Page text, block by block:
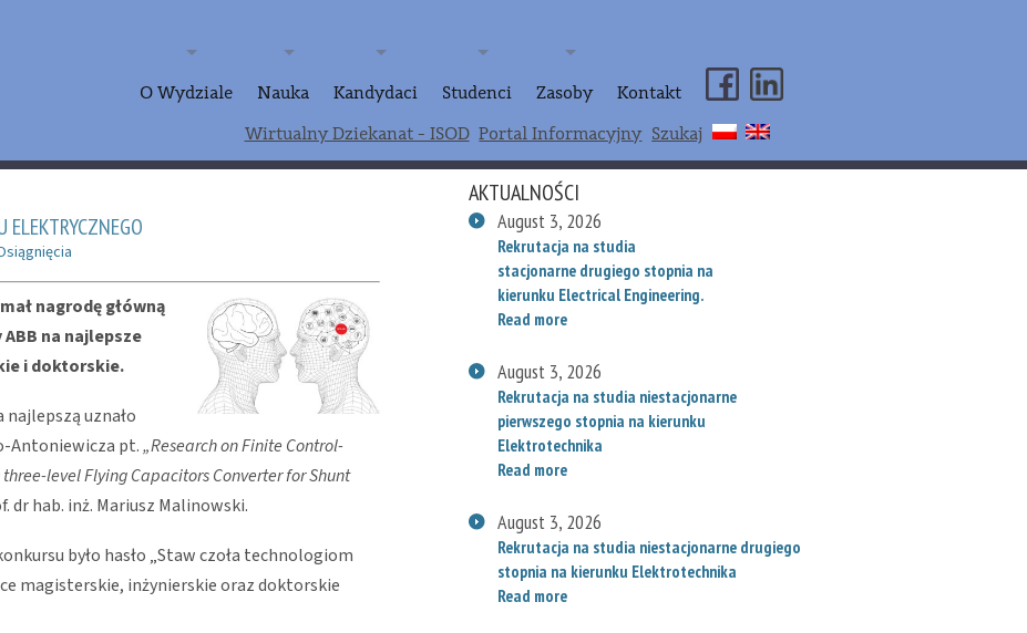
O Wydziale Nauka Kandydaci Studenci Zasoby
Kontakt
Wirtualny Dziekanat - ISOD Portal Informacyjny Szukaj
ELEKTRYCZNEGO
nagrodę główną
na najlepsze
i doktorskie.
najlepszą uznało
Antoniewicza pt.„Research on Finite Control-
level Flying Capacitors Converter for Shunt
dr hab. inż. Mariusz Malinowski.
było hasło „Staw czoła technologiom
magisterskie, inżynierskie oraz doktorskie
AKTUALNOŚCI
August 3, 2026
Rekrutacja na studia
stacjonarne drugiego stopnia na
kierunku Electrical Engineering.
Read more
August 3, 2026
Rekrutacja na studia niestacjonarne
pierwszego stopnia na kierunku
Elektrotechnika
Read more
August 3, 2026
Rekrutacja na studia niestacjonarne drugiego
stopnia na kierunku Elektrotechnika
Read more